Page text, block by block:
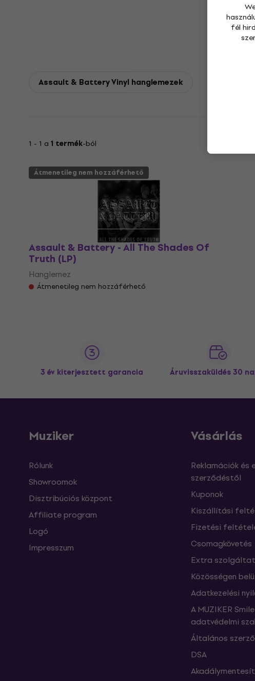
fél
Assault & Battery Vinyl hanglemezek
1 - 1 a 1 termék-ból
Átmenetileg nem hozzáférhető
Assault & Battery - All The Shades Of
Truth (LP)
Hanglemez
Átmenetileg nem hozzáférhető
3 év kiterjesztett garancia Áruvisszaküldés 30
Muziker
Rólunk
Showroomok
Disztribúciós központ
Affiliate program
Logó
Impresszum
Vásárlás
Reklamációk és
szerződéstől
Kuponok
Kiszállítási
Fizetési
Csomagkövetés
Extra
Közösségen
Adatkezelési
A MUZIKER
adatvédelmi
Általános
DSA